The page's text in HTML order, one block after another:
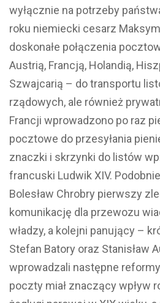
wyłącznie na potrzeby
roku niemiecki cesarz
doskonałe połączenia
Austrią, Francją, Holandią,
Szwajcarią – do transportu
rządowych, ale również
Francji wprowadzono po raz
pocztowe do przesyłania
znaczki i skrzynki do listów
francuski Ludwik XIV.
Bolesław Chrobry pierwszy
komunikację dla przewozu
władzy, a kolejni panujący –
Stefan Batory oraz Stanisław
wprowadzali następne
poczty miał znaczący wpływ